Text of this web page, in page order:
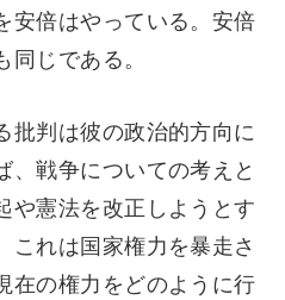
安倍はやっている。安倍
じである。
判は彼の政治的方向に
、戦争についての考えと
や憲法を改正しようとす
これは国家権力を暴走さ
在の権力をどのように行